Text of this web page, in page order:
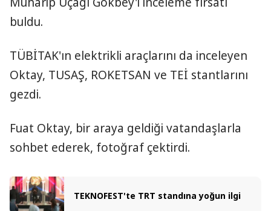
buldu.
TÜBİTAK'ın elektrikli araçlarını da inceleyen
Oktay, TUSAŞ, ROKETSAN ve TEİ stantlarını
gezdi.
Fuat Oktay, bir araya geldiği vatandaşlarla
sohbet ederek, fotoğraf çektirdi.
TEKNOFEST'te TRT standına yoğun ilgi